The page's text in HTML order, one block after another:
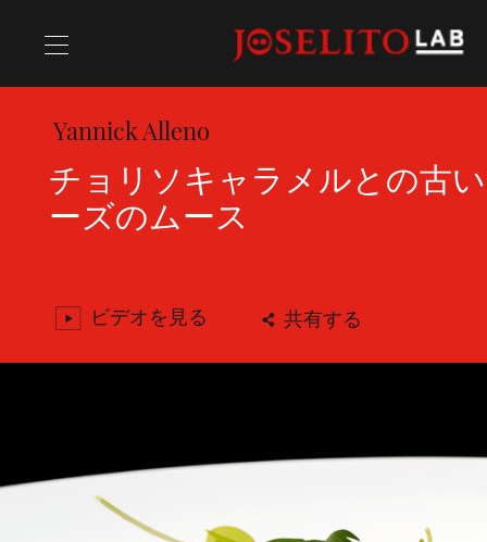
レシピ
シェフ
Yannick Alleno
チョリソキャラメルとの古
ーズのムース
ビデオを見る 共有する